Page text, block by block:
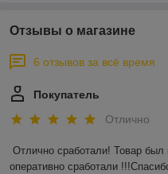
Отзывы о магазине
6 отзывов за всё время
Покупатель
Отлично
Отлично сработали! Товар был
оперативно сработали